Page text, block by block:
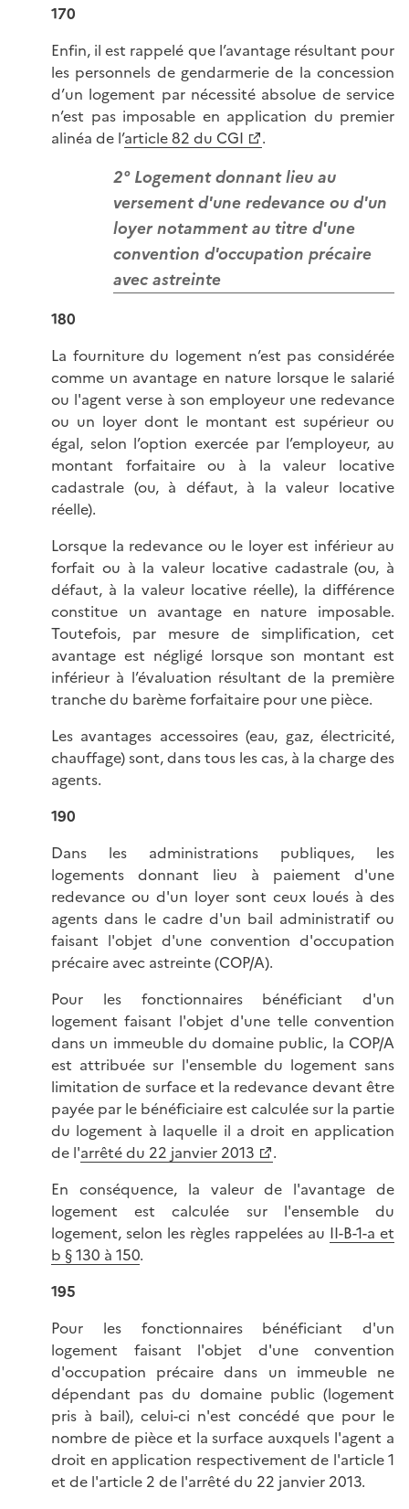
170
Enfin, il est rappelé que l’avantage résultant pour
les personnels de gendarmerie de la concession
d’un logement par nécessité absolue de service
n’est pas imposable en application du premier
alinéa de l’article 82 du CGI .
2° Logement donnant lieu au
versement d'une redevance ou d'un
loyer notamment au titre d'une
convention d'occupation précaire
avec astreinte
180
La fourniture du logement n’est pas considérée
comme un avantage en nature lorsque le salarié
ou l'agent verse à son employeur une redevance
ou un loyer dont le montant est supérieur ou
égal, selon l’option exercée par l’employeur, au
montant forfaitaire ou à la valeur locative
cadastrale (ou, à défaut, à la valeur locative
réelle).
Lorsque la redevance ou le loyer est inférieur au
forfait ou à la valeur locative cadastrale (ou, à
défaut, à la valeur locative réelle), la différence
constitue un avantage en nature imposable.
Toutefois, par mesure de simplification, cet
avantage est négligé lorsque son montant est
inférieur à l’évaluation résultant de la première
tranche du barème forfaitaire pour une pièce.
Les avantages accessoires (eau, gaz, électricité,
chauffage) sont, dans tous les cas, à la charge des
agents.
190
Dans les administrations publiques, les
logements donnant lieu à paiement d'une
redevance ou d'un loyer sont ceux loués à des
agents dans le cadre d'un bail administratif ou
faisant l'objet d'une convention d'occupation
précaire avec astreinte (COP/A).
Pour les fonctionnaires bénéficiant d'un
logement faisant l'objet d'une telle convention
dans un immeuble du domaine public, la COP/A
est attribuée sur l'ensemble du logement sans
limitation de surface et la redevance devant être
payée par le bénéficiaire est calculée sur la partie
du logement à laquelle il a droit en application
de l'arrêté du 22 janvier 2013
.
En conséquence, la valeur de l'avantage de
logement est calculée sur l'ensemble du
logement, selon les règles rappelées au II-B-1-a et
b § 130 à 150.
195
Pour les fonctionnaires bénéficiant d'un
logement faisant l'objet d'une convention
d'occupation précaire dans un immeuble ne
dépendant pas du domaine public (logement
pris à bail), celui-ci n'est concédé que pour le
nombre de pièce et la surface auxquels l'agent a
droit en application respectivement de l'article 1
et de l'article 2 de l'arrêté du 22 janvier 2013.